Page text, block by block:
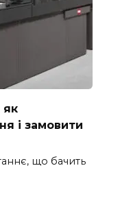
як
і замовити
що бачить